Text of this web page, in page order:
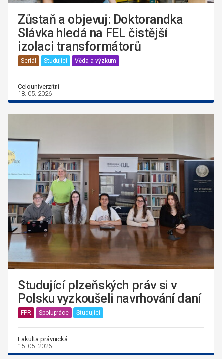
Zůstaň a objevuj: Doktorandka
Slávka hledá na FEL čistější
izolaci transformátorů
Seriál Studující Věda a výzkum
Celouniverzitní
18. 05. 2026
Studující plzeňských práv si v
Polsku vyzkoušeli navrhování daní
FPR Spolupráce Studující
Fakulta právnická
15. 05. 2026